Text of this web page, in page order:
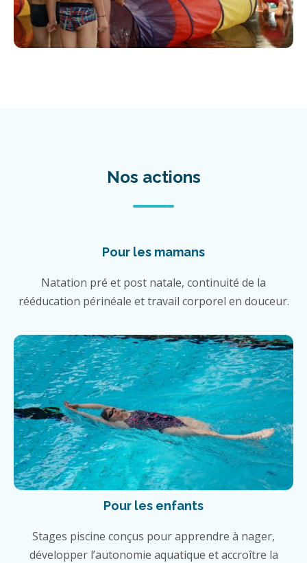
Nos actions
Pour les mamans
Natation pré et post natale, continuité de la
rééducation périnéale et travail corporel en douceur.
Pour les enfants
Stages piscine conçus pour apprendre à nager,
développer l’autonomie aquatique et accroître la